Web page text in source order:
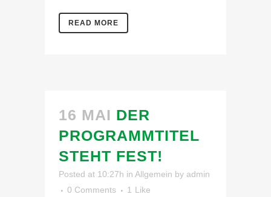
READ MORE
16 MAI DER
PROGRAMMTITEL
STEHT FEST!
Posted at 10:27h in Allgemein by admin
0 Comments
1 Like